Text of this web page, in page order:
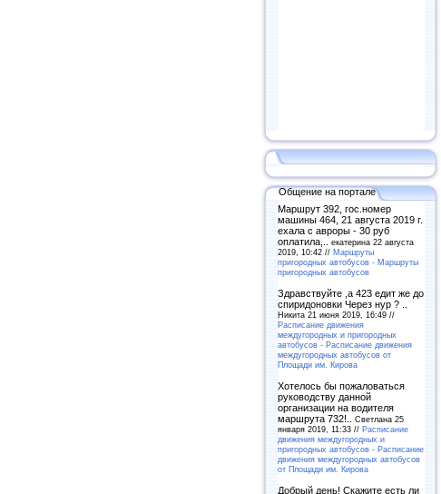
Общение на портале
Маршрут 392, гос.номер
машины 464, 21 августа 2019 г.
ехала с авроры - 30 руб
оплатила,.. екатерина 22 августа
2019, 10:42 // Маршруты
пригородных автобусов - Маршруты
пригородных автобусов
Здравствуйте ,а 423 едит же до
спиридоновки Через нур ? ..
Никита 21 июня 2019, 16:49 //
Расписание движения
междугородных и пригородных
автобусов - Расписание движения
междугородных автобусов от
Площади им. Кирова
Хотелось бы пожаловаться
руководству данной
организации на водителя
маршрута 732!.. Светлана 25
января 2019, 11:33 // Расписание
движения междугородных и
пригородных автобусов - Расписание
движения междугородных автобусов
от Площади им. Кирова
Добрый день! Скажите есть ли